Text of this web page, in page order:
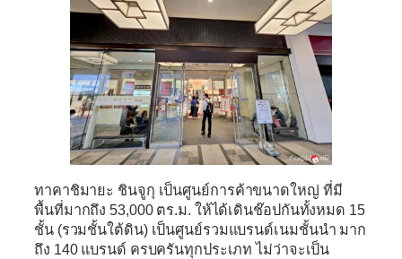
ทาคาชิมายะ ชินจูกุ เป็นศูนย์การค้าขนาดใหญ่ ที่มี
พื้นที่มากถึง 53,000 ตร.ม. ให้ได้เดินช๊อปกันทั้งหมด 15
ชั้น (รวมชั้นใต้ดิน) เป็นศูนย์รวมแบรนด์เนมชั้นนำ มาก
ถึง 140 แบรนด์ ครบครันทุกประเภท ไม่ว่าจะเป็น